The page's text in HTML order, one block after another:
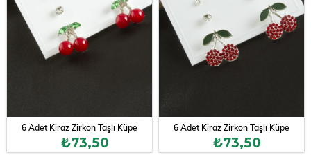
6 Adet Kiraz Zirkon Taşlı Küpe
₺73,50
6 Adet Kiraz Zirkon Taşlı Küpe
₺73,50